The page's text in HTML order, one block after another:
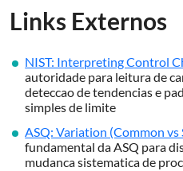
Links Externos
NIST: Interpreting Control
autoridade para leitura de
deteccao de tendencias e
simples de limite
ASQ: Variation (Common vs
fundamental da ASQ para
mudanca sistematica de